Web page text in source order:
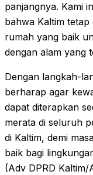
panjangnya. Kami
bahwa Kaltim tetap
rumah yang baik
dengan alam yang
Dengan langkah-
berharap agar
dapat diterapkan
merata di seluruh
di Kaltim, demi
baik bagi
(Adv DPRD Kaltim/